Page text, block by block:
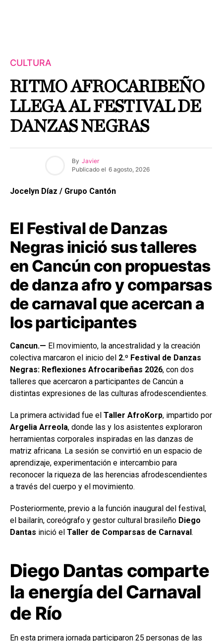
CULTURA
RITMO AFROCARIBEÑO
LLEGA AL FESTIVAL DE
DANZAS NEGRAS
By Javier
Publicado el 6 agosto, 2026
Jocelyn Díaz / Grupo Cantón
El Festival de Danzas
Negras inició sus talleres
en Cancún con propuestas
de danza afro y comparsas
de carnaval que acercan a
los participantes
Cancun.— El movimiento, la ancestralidad y la creación
colectiva marcaron el inicio del 2.º Festival de Danzas
Negras: Reflexiones Afrocaribeñas 2026, con dos
talleres que acercaron a participantes de Cancún a
distintas expresiones de las culturas afrodescendientes.
La primera actividad fue el Taller AfroKorp, impartido por
Argelia Arreola, donde las y los asistentes exploraron
herramientas corporales inspiradas en las danzas de
matriz africana. La sesión se convirtió en un espacio de
aprendizaje, experimentación e intercambio para
reconocer la riqueza de las herencias afrodescendientes
a través del cuerpo y el movimiento.
Posteriormente, previo a la función inaugural del festival,
el bailarín, coreógrafo y gestor cultural brasileño Diego
Dantas inició el Taller de Comparsas de Carnaval.
Diego Dantas comparte
la energía del Carnaval
de Río
En esta primera jornada participaron 25 personas de las